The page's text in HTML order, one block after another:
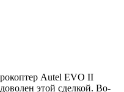
Autel EVO II
этой сделкой. Во-